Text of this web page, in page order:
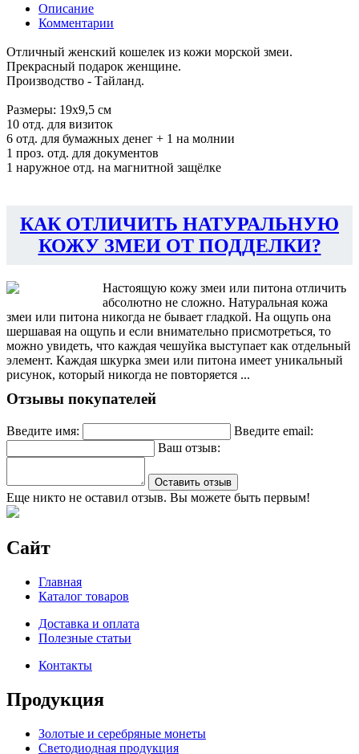
Описание
Комментарии
Отличный женский кошелек из кожи морской змеи.
Прекрасный подарок женщине.
Производство - Тайланд.
Размеры: 19х9,5 см
10 отд. для визиток
6 отд. для бумажных денег + 1 на молнии
1 проз. отд. для документов
1 наружное отд. на магнитной защёлке
КАК ОТЛИЧИТЬ НАТУРАЛЬНУЮ
КОЖУ ЗМЕИ ОТ ПОДДЕЛКИ?
Настоящую кожу змеи или питона отличить
абсолютно не сложно. Натуральная кожа
змеи или питона никогда не бывает гладкой. На ощупь она
шершавая на ощупь и если внимательно присмотреться, то
можно увидеть, что каждая чешуйка выступает как отдельный
элемент. Каждая шкурка змеи или питона имеет уникальный
рисунок, который никогда не повторяется ...
Отзывы покупателей
Введите имя:
Введите email:
Ваш отзыв:
Оставить отзыв
Еще никто не оставил отзыв. Вы можете быть первым!
Сайт
Главная
Каталог товаров
Доставка и оплата
Полезные статьи
Контакты
Продукция
Золотые и серебряные монеты
Светодиодная продукция